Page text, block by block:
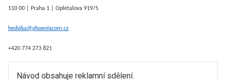
110 00 | Praha 1 | Opletalova 919/5
hedvika@phoenixcom.cz
+420 774 273 821
Návod obsahuje reklamní sdělení.